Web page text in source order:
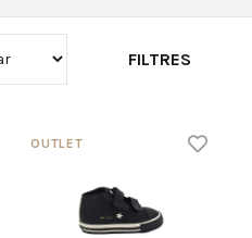
FILTRES